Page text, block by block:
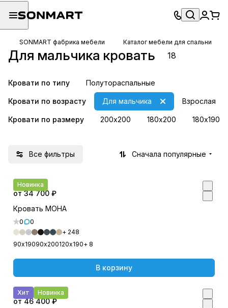
SONMART фабрика мебели Каталог мебели для спальни
Для мальчика кровать 18
Кровати по типу Полутораспальные
Кровати по возрасту Взрослая
Для мальчика
Кровати по размеру 200х200 180х200 180х190
Все фильтры Сначала популярные
Новинка
от 34 700 ₽
Кровать МОНА
0
0
+ 248
90х19090х200120х190+ 8
В корзину
Хит Новинка
от 46 400 ₽